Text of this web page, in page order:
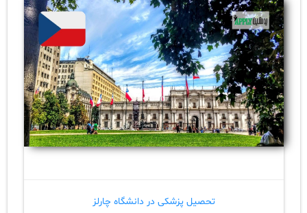
تحصیل پزشکی در دانشگاه چارلز